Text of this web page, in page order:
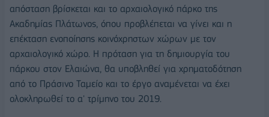
απόσταση βρίσκεται και το αρχαιολογικό πάρκο της
Ακαδημίας Πλάτωνος, όπου προβλέπεται να γίνει και η
επέκταση ενοποίησης κοινόχρηστων χώρων με τον
αρχαιολογικό χώρο. Η πρόταση για τη δημιουργία του
πάρκου στον Ελαιώνα, θα υποβληθεί για χρηματοδότηση
από το Πράσινο Ταμείο και το έργο αναμένεται να έχει
ολοκληρωθεί το α' τρίμηνο του 2019.